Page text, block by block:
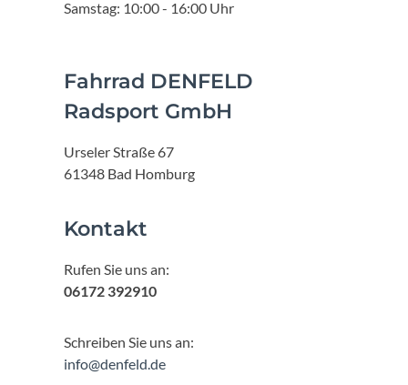
Samstag: 10:00 - 16:00 Uhr
Fahrrad DENFELD
Radsport GmbH
Urseler Straße 67
61348 Bad Homburg
Kontakt
Rufen Sie uns an:
06172 392910
Schreiben Sie uns an:
info@denfeld.de